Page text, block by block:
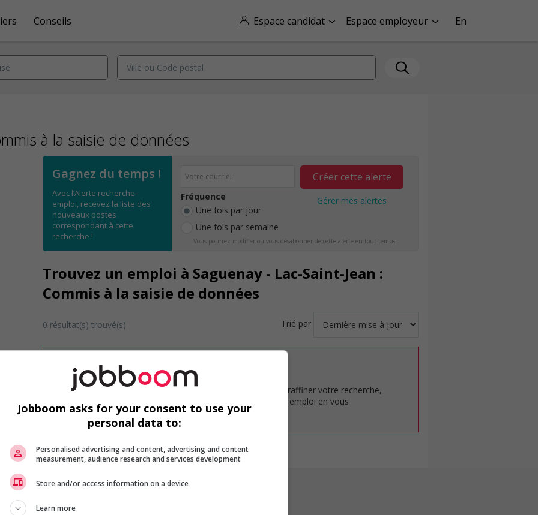
Espace candidat Espace employeur En
Conseils
à la saisie de données
Gagnez du temps !
Avec l’Alerte recherche-
emploi, recevez la liste des
nouveaux postes
correspondant à cette
recherche !
Fréquence
Une fois par jour
Une fois par semaine
Créer cette alerte
Gérer mes alertes
Vous pourrez modifier ou vous désabonner de cette alerte en tout temps.
Trouvez un emploi à Saguenay - Lac-Saint-Jean :
Commis à la saisie de données
0 résultat(s) trouvé(s) Trié par
Désolé, cette recherche n'a produit aucun résultat.
Veuillez faire une nouvelle recherche.
Vous pouvez en tout temps utiliser nos outils pour raffiner votre recherche,
ou chercher un poste selon votre profil d'intérêt en emploi en vous
inscrivantcomme membre Jobboom.
Jobboom asks for your consent to use your
personal data to:
Personalised advertising and content, advertising and content
measurement, audience research and services development
Store and/or access information on a device
Learn more